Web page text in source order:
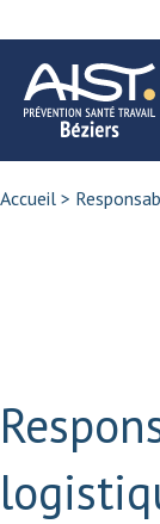
Accueil >